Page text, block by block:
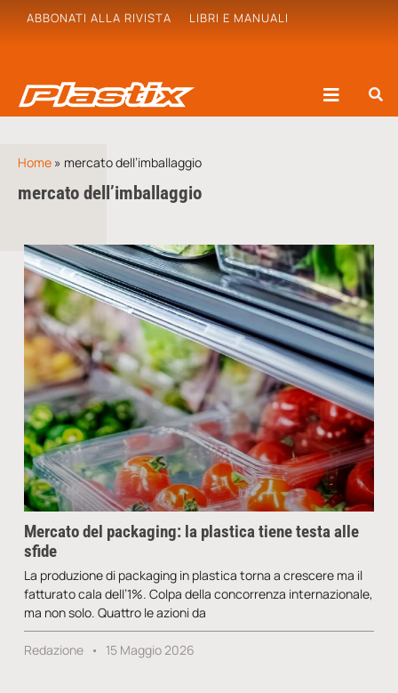
ABBONATI ALLA RIVISTA LIBRI E MANUALI
Home » mercato dell’imballaggio
mercato dell’imballaggio
Mercato del packaging: la plastica tiene testa alle
sfide
La produzione di packaging in plastica torna a crescere ma il
fatturato cala dell’1%. Colpa della concorrenza internazionale,
ma non solo. Quattro le azioni da
Redazione 15 Maggio 2026